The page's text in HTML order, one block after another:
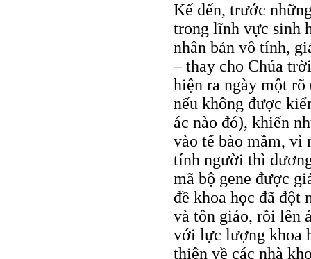
Kế đến, trước
trong lĩnh vực sinh
nhân bản vô tính,
– thay cho Chúa
hiện ra ngày một
nếu không được
ác nào đó), khiến
vào tế bào mầm, vì
tính người thì
mã bộ gene được
đề khoa học đã đột
và tôn giáo, rồi lên
với lực lượng khoa
thiên về các nhà